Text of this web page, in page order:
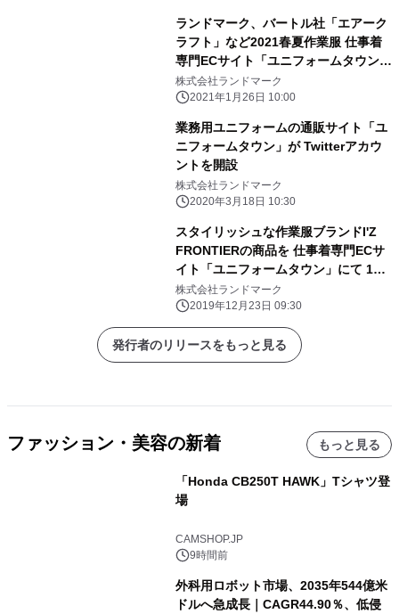
ランドマーク、バートル社「エアーク
ラフト」など2021春夏作業服 仕事着
専門ECサイト「ユニフォームタウン」
にて 1月13日(水)予約開始
株式会社ランドマーク
2021年1月26日 10:00
業務用ユニフォームの通販サイト「ユ
ニフォームタウン」が Twitterアカウ
ントを開設
株式会社ランドマーク
2020年3月18日 10:30
スタイリッシュな作業服ブランドI'Z
FRONTIERの商品を 仕事着専門ECサ
イト「ユニフォームタウン」にて 12
月12日(木)より販売開始
株式会社ランドマーク
2019年12月23日 09:30
発行者のリリースをもっと見る
ファッション・美容の新着 もっと見る
「Honda CB250T HAWK」Tシャツ登
場
CAMSHOP.JP
9時間前
外科用ロボット市場、2035年544億米
ドルへ急成長｜CAGR44.90％、低侵